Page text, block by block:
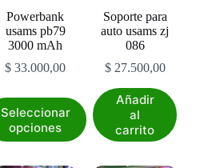
Powerbank
usams pb79
3000 mAh
$ 33.000,00
Seleccionar
opciones
producto
tiene
Soporte para
auto usams zj
086
$27.500,00
Añadir
al
carrito